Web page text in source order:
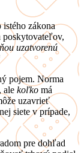
zákona
poskytovateľov,
uzatvorenú
pojem. Norma
ale koľko má
uzavrieť
siete v prípade,
pre dohľad